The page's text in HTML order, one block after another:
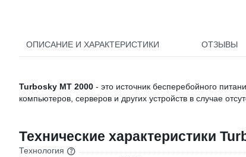
ОПИСАНИЕ И ХАРАКТЕРИСТИКИ ОТЗЫВЫ
Turbosky MT 2000 - это источник бесперебойного
компьютеров, серверов и других устройств в случае
Технические характеристики
Технология